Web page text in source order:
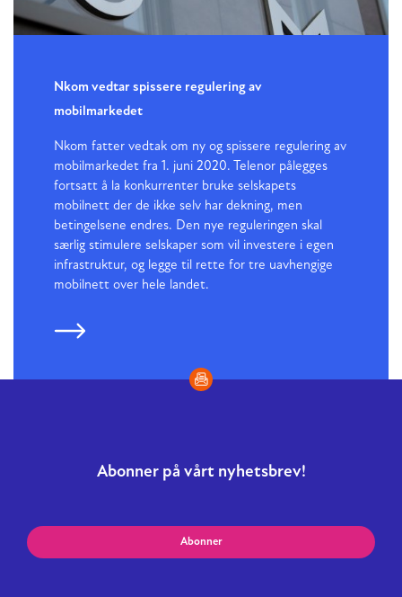
Nkom vedtar spissere regulering av
mobilmarkedet
Nkom fatter vedtak om ny og spissere regulering av
mobilmarkedet fra 1. juni 2020. Telenor pålegges
fortsatt å la konkurrenter bruke selskapets
mobilnett der de ikke selv har dekning, men
betingelsene endres. Den nye reguleringen skal
særlig stimulere selskaper som vil investere i egen
infrastruktur, og legge til rette for tre uavhengige
mobilnett over hele landet.
Abonner på vårt nyhetsbrev!
Abonner